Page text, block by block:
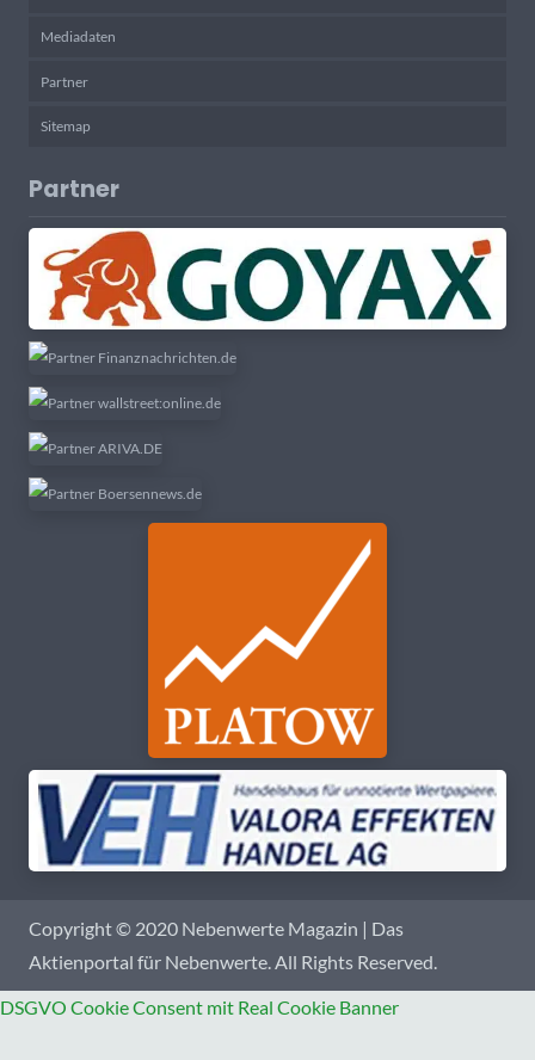
Mediadaten
Partner
Sitemap
Partner
Copyright © 2020 Nebenwerte Magazin | Das
Aktienportal für Nebenwerte. All Rights Reserved.
DSGVO Cookie Consent mit Real Cookie Banner